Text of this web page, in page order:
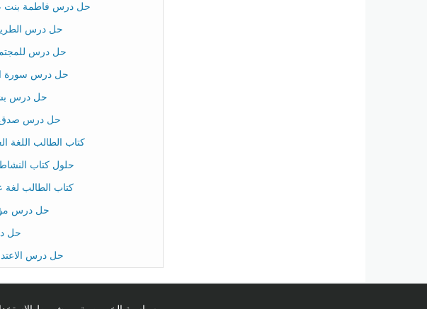
حل درس فاطمة بنت
حل درس الطريق
حل درس
حل درس سورة الواقعة 57-74 تربية
حل درس
حل درس صدق الرسول
كتاب الطالب اللغة
حلول كتاب النشاط
كتاب الطالب لغة
حل درس
حل
حل درس